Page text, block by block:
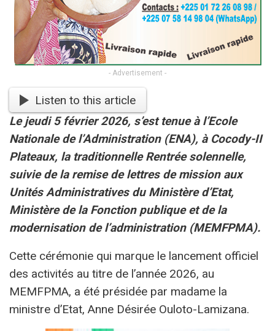
- Advertisement -
Listen to this article
Le jeudi 5 février 2026, s’est tenue à l’Ecole
Nationale de l’Administration (ENA), à Cocody-II
Plateaux, la traditionnelle Rentrée solennelle,
suivie de la remise de lettres de mission aux
Unités Administratives du Ministère d’Etat,
Ministère de la Fonction publique et de la
modernisation de l’administration (MEMFPMA).
Cette cérémonie qui marque le lancement officiel
des activités au titre de l’année 2026, au
MEMFPMA, a été présidée par madame la
ministre d’Etat, Anne Désirée Ouloto-Lamizana.